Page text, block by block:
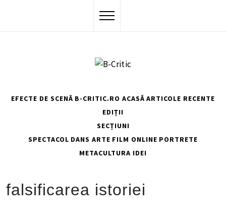
EFECTE DE SCENĂ B-CRITIC.RO ACASĂ ARTICOLE RECENTE
EDIȚII
SECȚIUNI
SPECTACOL DANS ARTE FILM ONLINE PORTRETE
METACULTURA IDEI
FALSIFICAREA ISTORIEI
falsificarea istoriei